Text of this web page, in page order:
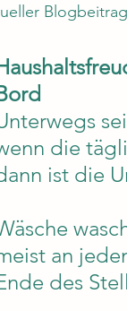
die
ist die
an
des